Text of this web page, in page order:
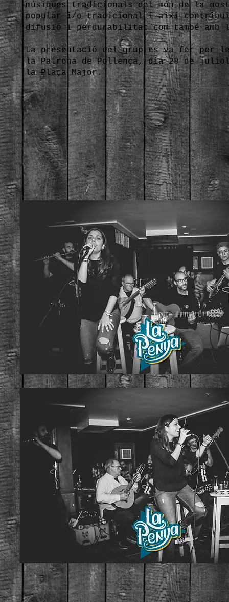
músiques tradicionals del món de la
popular i/o tradicional i així
difusió i perdurabilitat com també amb
La presentació del grup es va fer per
la Patrona de Pollença, dia 28 de
la Plaça Major.